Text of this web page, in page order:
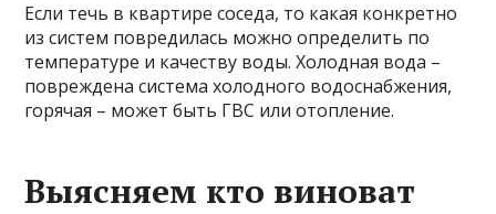
Если течь в квартире соседа, то какая конкретно
из систем повредилась можно определить по
температуре и качеству воды. Холодная вода –
повреждена система холодного водоснабжения,
горячая – может быть ГВС или отопление.
Выясняем кто виноват